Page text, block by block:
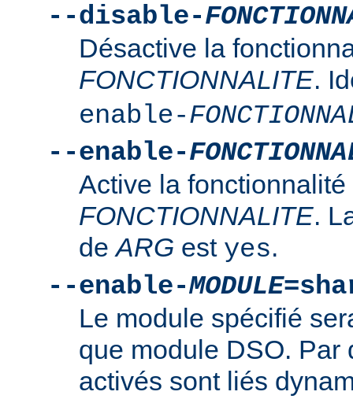
--disable-
Désactive la
FONCTIONNALITE.
enable-
--enable-
Active la fonctionnalité
FONCTIONNALITE.
deARG est yes.
--enable-MODULE
Le module spécifié
que module DSO. Par
activés sont liés